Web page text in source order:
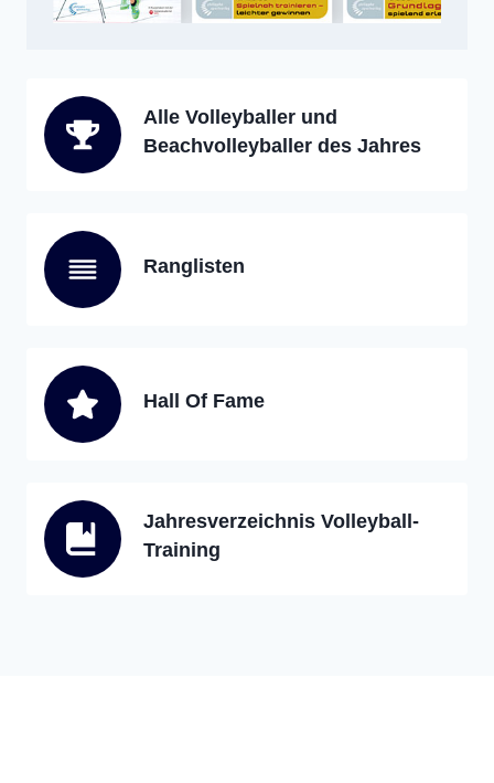
Alle Volleyballer und
Beachvolleyballer des Jahres
Ranglisten
Hall Of Fame
Jahresverzeichnis Volleyball-
Training